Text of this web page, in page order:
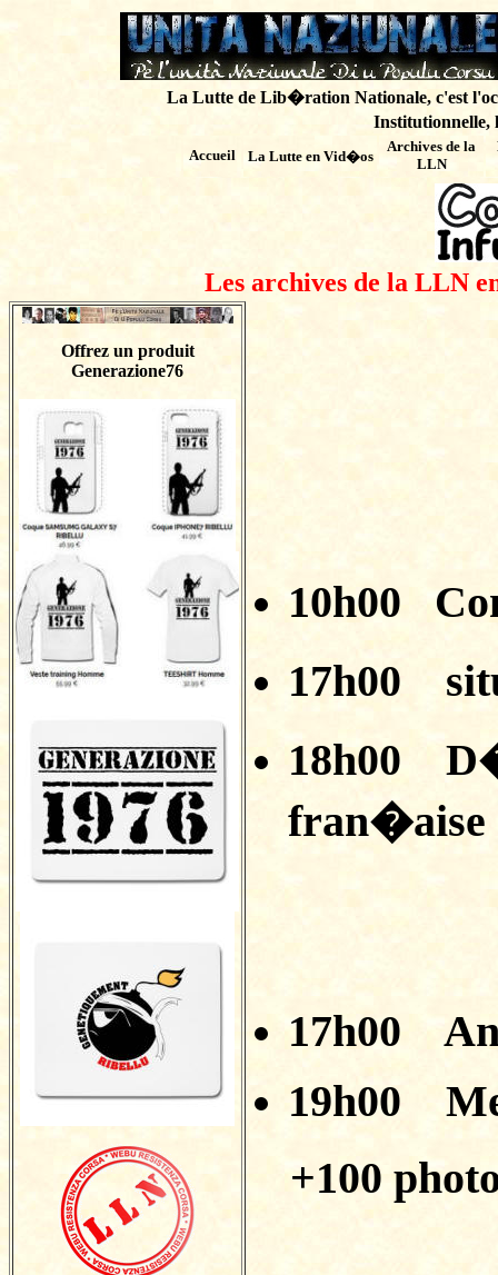
La Lutte de Lib�ration Nationale, c'est
Institutionnelle,
Accueil La Lutte en Vid�os
Archives de la
LLN
Les archives de la LLN
Offrez un produit
Generazione76
10h00
17h00
18h00
fran�aise
17h00
19h00
+100